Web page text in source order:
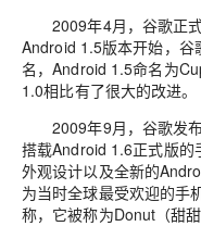
2009年4月，谷歌正
Android 1.5版本开始，谷
名，Android 1.5命名为
1.0相比有了很大的改进。
2009年9月，谷歌发
搭载Android 1.6正式版的
外观设计以及全新的
为当时全球最受欢迎的手
称，它被称为Donut（甜甜